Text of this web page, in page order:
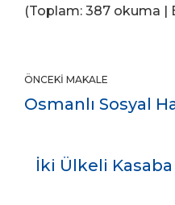
(Toplam: 387 okuma |
ÖNCEKI MAKALE
Osmanlı Sosyal
İki Ülkeli